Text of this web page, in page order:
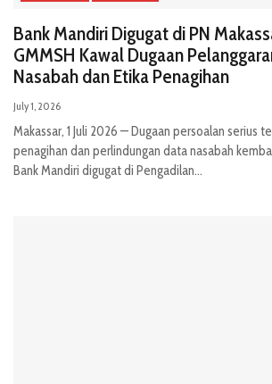
Bank Mandiri Digugat di PN
GMMSH Kawal Dugaan
Nasabah dan Etika Penagihan
July 1, 2026
Makassar, 1 Juli 2026 — Dugaan persoalan serius
penagihan dan perlindungan data nasabah
Bank Mandiri digugat di Pengadilan...